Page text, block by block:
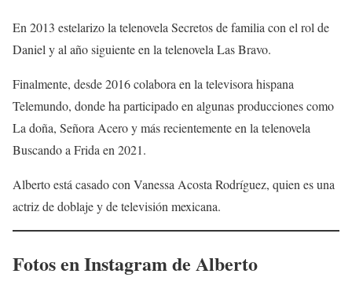
En 2013 estelarizo la telenovela Secretos de familia con el rol de
Daniel y al año siguiente en la telenovela Las Bravo.
Finalmente, desde 2016 colabora en la televisora hispana
Telemundo, donde ha participado en algunas producciones como
La doña, Señora Acero y más recientemente en la telenovela
Buscando a Frida en 2021.​
Alberto está casado con Vanessa Acosta Rodríguez, quien es una
actriz de doblaje y de televisión mexicana.
Fotos en Instagram de Alberto